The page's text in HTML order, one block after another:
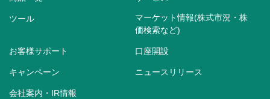
ツール
マーケット情報(株式市況・株
価検索など)
お客様サポート 口座開設
キャンペーン ニュースリリース
会社案内・IR情報